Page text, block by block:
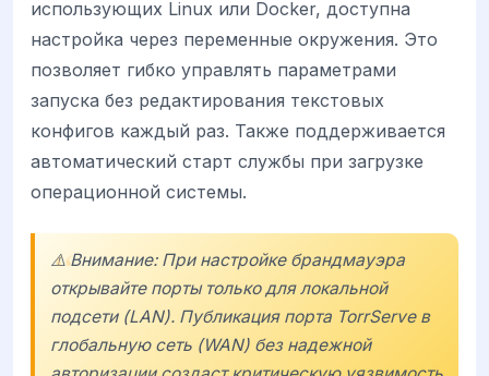
использующих Linux или Docker, доступна
настройка через переменные окружения. Это
позволяет гибко управлять параметрами
запуска без редактирования текстовых
конфигов каждый раз. Также поддерживается
автоматический старт службы при загрузке
операционной системы.
⚠️ Внимание: При настройке брандмауэра
открывайте порты только для локальной
подсети (LAN). Публикация порта TorrServe в
глобальную сеть (WAN) без надежной